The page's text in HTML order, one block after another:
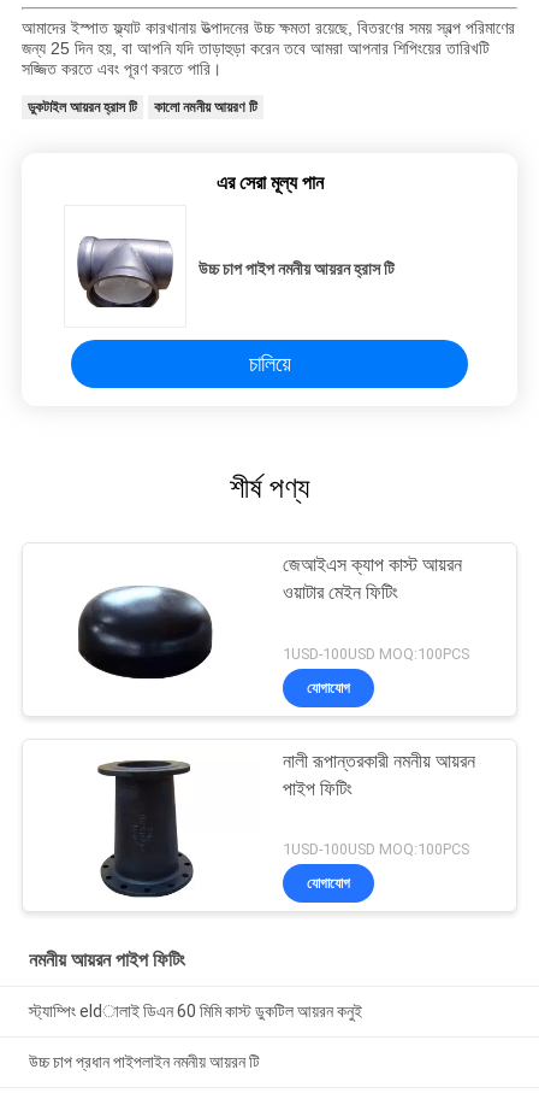
আমাদের ইস্পাত ফ্ল্যাট কারখানায় উত্পাদনের উচ্চ ক্ষমতা রয়েছে, বিতরণের সময় স্বল্প পরিমাণের
জন্য 25 দিন হয়, বা আপনি যদি তাড়াহুড়া করেন তবে আমরা আপনার শিপিংয়ের তারিখটি
সজ্জিত করতে এবং পূরণ করতে পারি।
ডুকটাইল আয়রন হ্রাস টি কালো নমনীয় আয়রণ টি
এর সেরা মূল্য পান
উচ্চ চাপ পাইপ নমনীয় আয়রন হ্রাস টি
চালিয়ে
শীর্ষ পণ্য
জেআইএস ক্যাপ কাস্ট আয়রন
ওয়াটার মেইন ফিটিং
1USD-100USD MOQ:100PCS
যোগাযোগ
নালী রূপান্তরকারী নমনীয় আয়রন
পাইপ ফিটিং
1USD-100USD MOQ:100PCS
যোগাযোগ
নমনীয় আয়রন পাইপ ফিটিং
স্ট্যাম্পিং eldালাই ডিএন 60 মিমি কাস্ট ডুকটিল আয়রন কনুই
উচ্চ চাপ প্রধান পাইপলাইন নমনীয় আয়রন টি